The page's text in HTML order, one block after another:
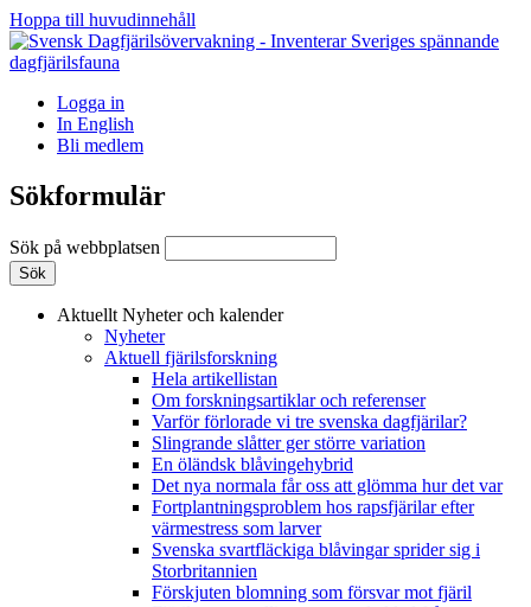
Hoppa till huvudinnehåll
Logga in
In English
Bli medlem
Sökformulär
Sök på webbplatsen
Aktuellt Nyheter och kalender
Nyheter
Aktuell fjärilsforskning
Hela artikellistan
Om forskningsartiklar och referenser
Varför förlorade vi tre svenska dagfjärilar?
Slingrande slåtter ger större variation
En öländsk blåvingehybrid
Det nya normala får oss att glömma hur det var
Fortplantningsproblem hos rapsfjärilar efter
värmestress som larver
Svenska svartfläckiga blåvingar sprider sig i
Storbritannien
Förskjuten blomning som försvar mot fjäril